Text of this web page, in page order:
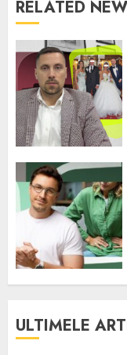
RELATED
ULTIMELE